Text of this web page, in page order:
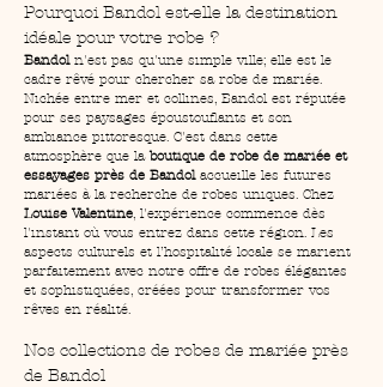
Pourquoi Bandol est-elle la destination
idéale pour votre robe ?
Bandol n'est pas qu'une simple ville; elle est le
cadre rêvé pour chercher sa robe de mariée.
Nichée entre mer et collines, Bandol est réputée
pour ses paysages époustouflants et son
ambiance pittoresque. C'est dans cette
atmosphère que la boutique de robe de mariée et
essayages près de Bandol accueille les futures
mariées à la recherche de robes uniques. Chez
Louise Valentine, l'expérience commence dès
l'instant où vous entrez dans cette région. Les
aspects culturels et l’hospitalité locale se marient
parfaitement avec notre offre de robes élégantes
et sophistiquées, créées pour transformer vos
rêves en réalité.
Nos collections de robes de mariée près
de Bandol